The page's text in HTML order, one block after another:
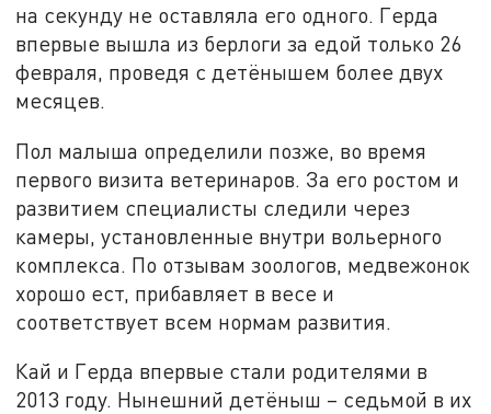
на секунду не оставляла его одного. Герда
впервые вышла из берлоги за едой только 26
февраля, проведя с детёнышем более двух
месяцев.
Пол малыша определили позже, во время
первого визита ветеринаров. За его ростом и
развитием специалисты следили через
камеры, установленные внутри вольерного
комплекса. По отзывам зоологов, медвежонок
хорошо ест, прибавляет в весе и
соответствует всем нормам развития.
Кай и Герда впервые стали родителями в
2013 году. Нынешний детёныш – седьмой в их